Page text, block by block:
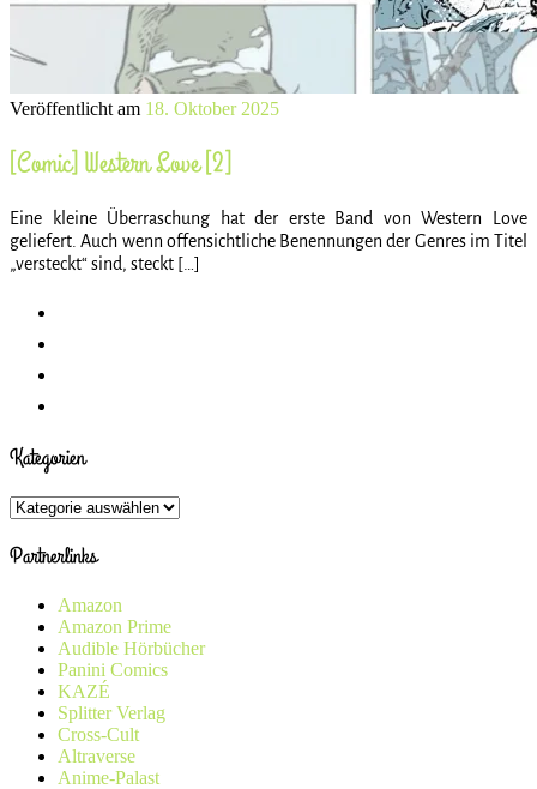
Veröffentlicht am 18. Oktober 2025
[Comic] Western Love [2]
Eine kleine Überraschung hat der erste Band von Western Love
geliefert. Auch wenn offensichtliche Benennungen der Genres im Titel
„versteckt“ sind, steckt […]
Kategorien
Kategorien
Partnerlinks
Amazon
Amazon Prime
Audible Hörbücher
Panini Comics
KAZÉ
Splitter Verlag
Cross-Cult
Altraverse
Anime-Palast